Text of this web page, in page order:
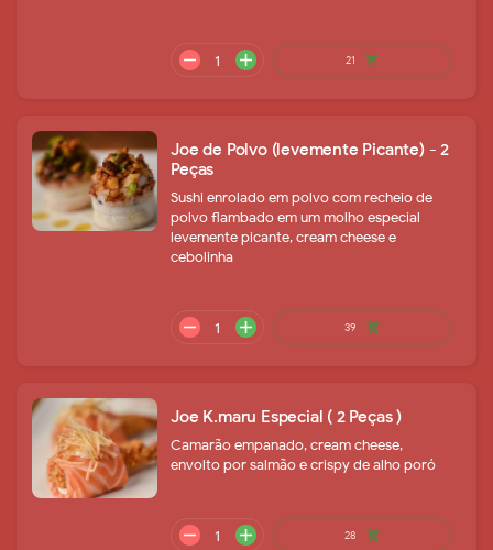
remove
Joe de Polvo (levemente Picante) - 2
Peças
Sushi enrolado em polvo com recheio de
polvo flambado em um molho especial
levemente picante, cream cheese e
cebolinha
Joe K.maru Especial ( 2 Peças )
Camarão empanado, cream cheese,
envolto por salmão e crispy de alho poró